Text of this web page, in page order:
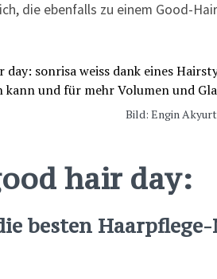
die ebenfalls zu einem Good-
Bild: Engin
hair day:
besten